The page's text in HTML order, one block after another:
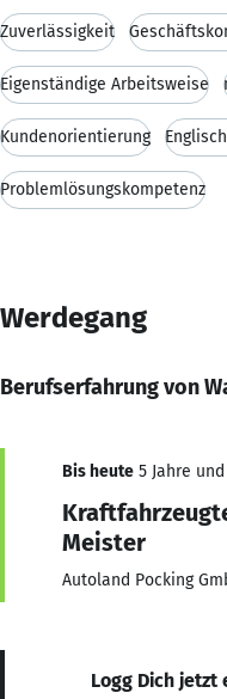
Zuverlässigkeit
Eigenständige Arbeitsweise
Kundenorientierung
Problemlösungskompetenz
Werdegang
Berufserfahrung von
Bis heute 5 Jahre
Meister
Autoland Pocking
Logg Dich jetzt